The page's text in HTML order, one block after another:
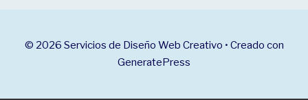
© 2026 Servicios de Diseño Web Creativo • Creado con
GeneratePress